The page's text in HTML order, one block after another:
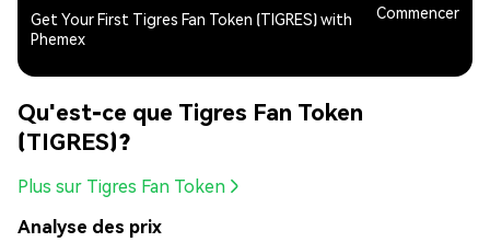
Get Your First Tigres Fan Token (TIGRES) with
Phemex
Commencer
Qu'est-ce que Tigres Fan Token
(TIGRES)?
Plus sur Tigres Fan Token
Analyse des prix